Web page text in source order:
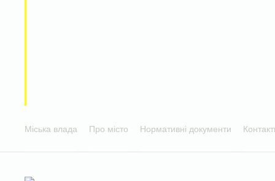
Міська влада Про місто Нормативні документи